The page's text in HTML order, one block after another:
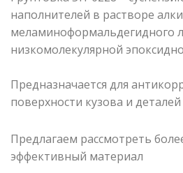
наполнителей в растворе
меламиноформальдегидного
низкомолекулярной
Предназначается для
поверхности кузова и
Предлагаем рассмотреть
эффективный материал